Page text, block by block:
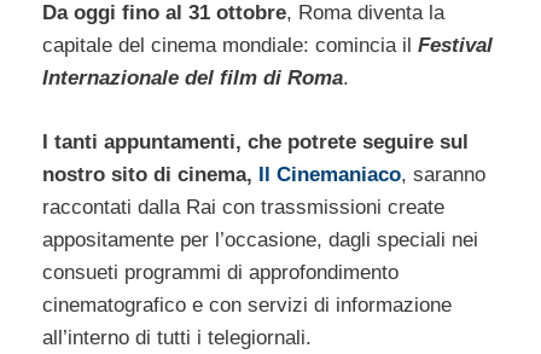
Da oggi fino al 31 ottobre, Roma diventa la
capitale del cinema mondiale: comincia il Festival
Internazionale del film di Roma.
I tanti appuntamenti, che potrete seguire sul
nostro sito di cinema, Il Cinemaniaco, saranno
raccontati dalla Rai con trassmissioni create
appositamente per l’occasione, dagli speciali nei
consueti programmi di approfondimento
cinematografico e con servizi di informazione
all’interno di tutti i telegiornali.